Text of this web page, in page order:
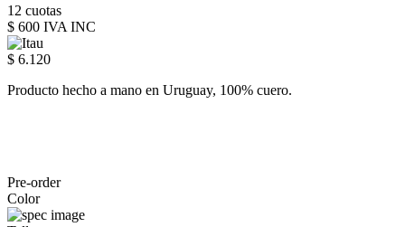
12 cuotas
$ 600 IVA INC
$ 6.120
Producto hecho a mano en Uruguay, 100% cuero.
Pre-order
Color